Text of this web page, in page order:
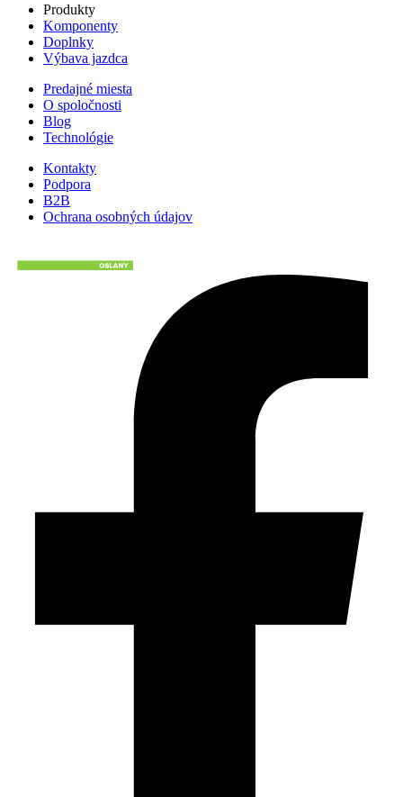
Produkty
Komponenty
Doplnky
Výbava jazdca
Predajné miesta
O spoločnosti
Blog
Technológie
Kontakty
Podpora
B2B
Ochrana osobných údajov